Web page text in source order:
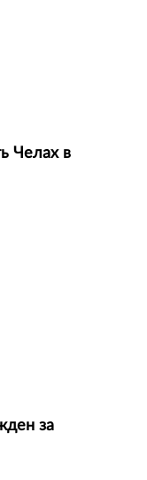
Челах в
за